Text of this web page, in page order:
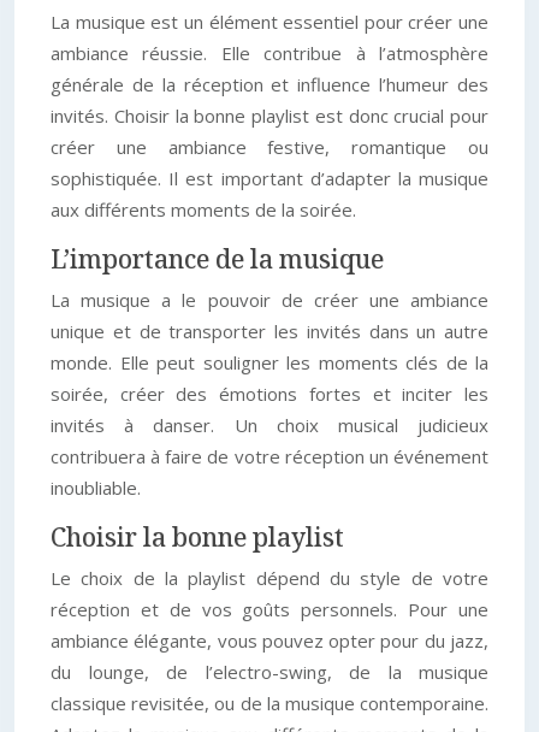
La musique est un élément essentiel pour créer une
ambiance réussie. Elle contribue à l’atmosphère
générale de la réception et influence l’humeur des
invités. Choisir la bonne playlist est donc crucial pour
créer une ambiance festive, romantique ou
sophistiquée. Il est important d’adapter la musique
aux différents moments de la soirée.
L’importance de la musique
La musique a le pouvoir de créer une ambiance
unique et de transporter les invités dans un autre
monde. Elle peut souligner les moments clés de la
soirée, créer des émotions fortes et inciter les
invités à danser. Un choix musical judicieux
contribuera à faire de votre réception un événement
inoubliable.
Choisir la bonne playlist
Le choix de la playlist dépend du style de votre
réception et de vos goûts personnels. Pour une
ambiance élégante, vous pouvez opter pour du jazz,
du lounge, de l’electro-swing, de la musique
classique revisitée, ou de la musique contemporaine.